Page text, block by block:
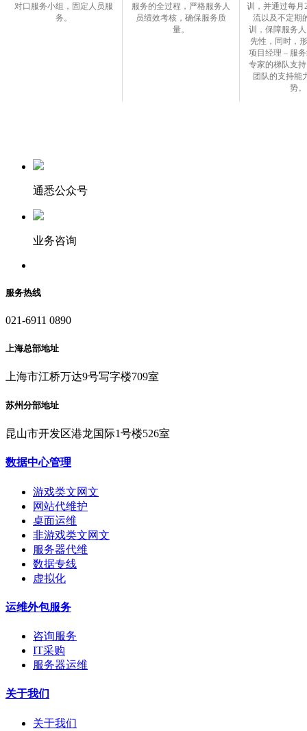
对口服务小组，固定人员服
务。
服务的全过程，严格服务人
员绩效考核，确保服务质
量。
训，并通过每月
流以及不定期
训，保障服务
先性，同时，
项目经理 – 服
专家的梯队支
团队的支持能
势。
通悉公众号
业务咨询
服务热线
021-6911 0890
上海总部地址
上海市江桥万达9号写字楼709室
苏州分部地址
昆山市开发区港龙国际1号楼526室
数据中心管理
游戏类文网文
网站代维护
桌面运维
非游戏类文网文
服务器代维
数据专线
虚拟化
运维外包服务
咨询服务
IT采购
服务器运维
关于我们
关于我们